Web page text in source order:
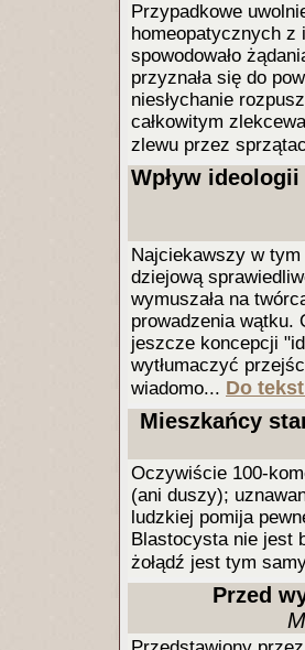
Przypadkowe
homeopatycznych z
spowodowało
przyznała się do
niesłychanie
całkowitym
zlewu przez
Wpływ
Najciekawszy w
dziejową
wymuszała na
prowadzenia wątku.
jeszcze koncepcji
wytłumaczyć
wiadomo... Do
Mieszkańcy
Oczywiście 100-
(ani duszy);
ludzkiej pomija
Blastocysta nie jest
żołądź jest tym
Przed